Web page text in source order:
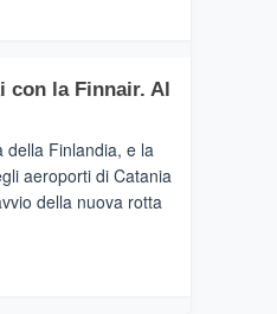
con la Finnair. Al
della Finlandia, e la
aeroporti di Catania
della nuova rotta